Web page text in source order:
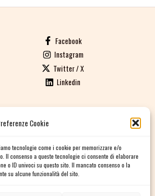
Cookie
tecnologie come i cookie per memorizzare e/o
Il consenso a queste tecnologie ci consente di elaborare
o ID univoci su questo sito. Il mancato consenso o la
su alcune funzionalità del sito.
Facebook
Instagram
Twitter / X
Linkedin